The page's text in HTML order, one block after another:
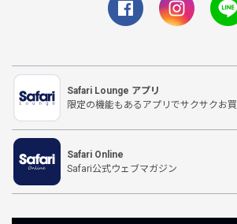
Safari Lounge アプリ
限定の機能もあるアプリでサクサクお
Safari Online
Safari公式ウェブマガジン